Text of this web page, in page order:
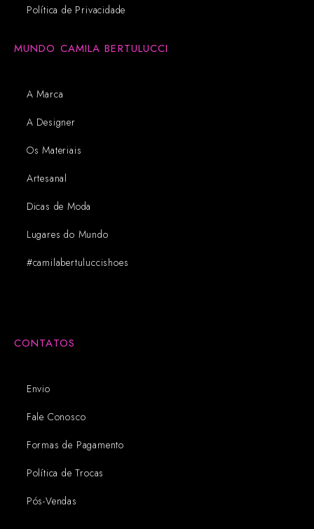
Política de Privacidade
MUNDO CAMILA BERTULUCCI
A Marca
A Designer
Os Materiais
Artesanal
Dicas de Moda
Lugares do Mundo
#camilabertuluccishoes
CONTATOS
Envio
Fale Conosco
Formas de Pagamento
Política de Trocas
Pós-Vendas